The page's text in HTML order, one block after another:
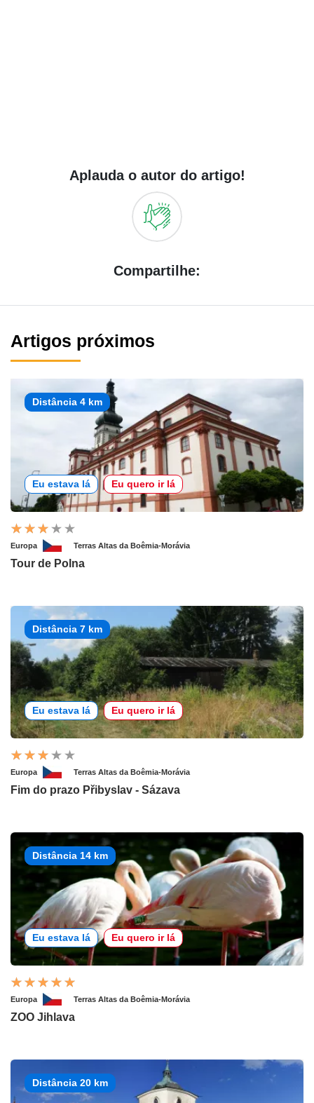
Aplauda o autor do artigo!
Compartilhe:
Artigos próximos
Distância 4 km
Eu estava lá Eu quero ir lá
Europa Terras Altas da Boêmia-Morávia
Tour de Polna
Distância 7 km
Eu estava lá Eu quero ir lá
Europa Terras Altas da Boêmia-Morávia
Fim do prazo Přibyslav - Sázava
Distância 14 km
Eu estava lá Eu quero ir lá
Europa Terras Altas da Boêmia-Morávia
ZOO Jihlava
Distância 20 km